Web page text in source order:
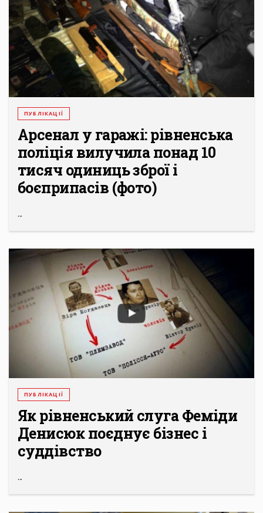
ПУБЛІКАЦІЇ
Арсенал у гаражі: рівненська
поліція вилучила понад 10
тисяч одиниць зброї і
боєприпасів (фото)
...
ПУБЛІКАЦІЇ
Як рівненський слуга Феміди
Денисюк поєднує бізнес і
суддівство
...